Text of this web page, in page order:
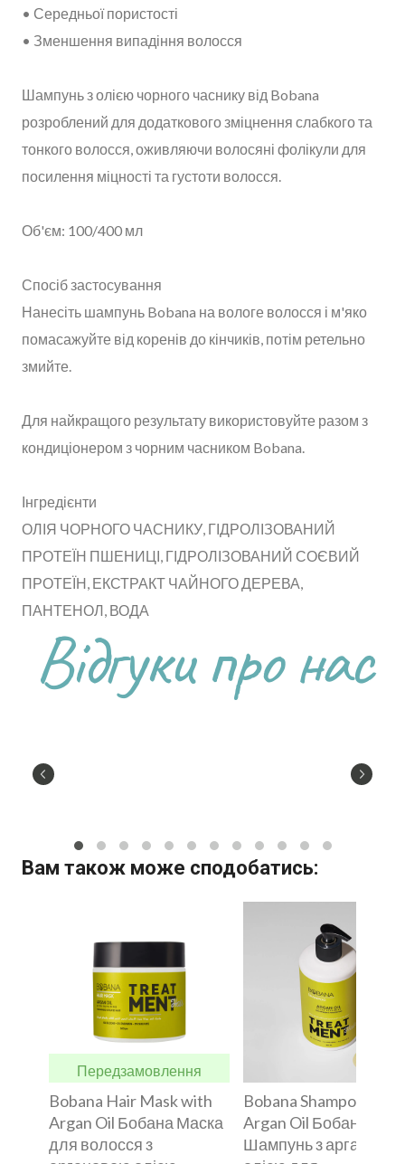
• Середньої пористості
• Зменшення випадіння волосся
Шампунь з олією чорного часнику від Bobana
розроблений для додаткового зміцнення слабкого та
тонкого волосся, оживляючи волосяні фолікули для
посилення міцності та густоти волосся.
Об'єм: 100/400 мл
Спосіб застосування
Нанесіть шампунь Bobana на вологе волосся і м'яко
помасажуйте від коренів до кінчиків, потім ретельно
змийте.
Для найкращого результату використовуйте разом з
кондиціонером з чорним часником Bobana.
Інгредієнти
ОЛІЯ ЧОРНОГО ЧАСНИКУ, ГІДРОЛІЗОВАНИЙ
ПРОТЕЇН ПШЕНИЦІ, ГІДРОЛІЗОВАНИЙ СОЄВИЙ
ПРОТЕЇН, ЕКСТРАКТ ЧАЙНОГО ДЕРЕВА,
ПАНТЕНОЛ, ВОДА
Відгуки про нас
Вам також може сподобатись:
Передзамовлення
Bobana Hair Mask with
Argan Oil Бобана Маска
для волосся з
Bobana Shampoo with
Argan Oil Бобана
Шампунь з